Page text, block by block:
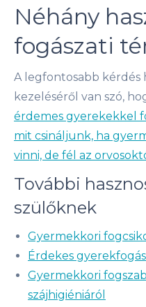
Néhány
fogászati
A legfontosabb kérdés
kezeléséről van szó,
érdemes gyerekekkel
mit csináljunk, ha
vinni, de fél az
További
szülőknek
Gyermekkori
Érdekes
Gyermekkori
szájhigiéniáról